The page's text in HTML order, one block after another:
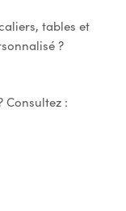
tables et
?
Consultez :